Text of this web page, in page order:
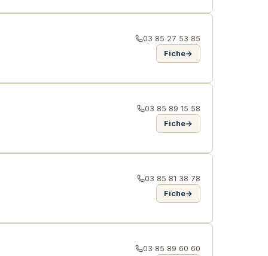
03 85 27 53 85
Fiche→
03 85 89 15 58
Fiche→
03 85 81 38 78
Fiche→
03 85 89 60 60